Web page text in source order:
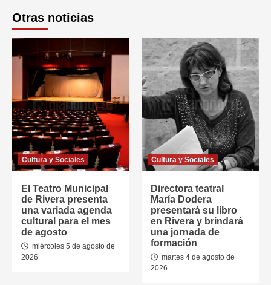
Otras noticias
Cultura y Sociales
El Teatro Municipal
de Rivera presenta
una variada agenda
cultural para el mes
de agosto
miércoles 5 de agosto de
2026
Cultura y Sociales
Directora teatral
María Dodera
presentará su libro
en Rivera y brindará
una jornada de
formación
martes 4 de agosto de
2026